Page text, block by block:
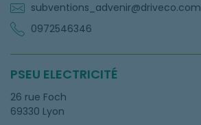
subventions_advenir@driveco.com
0972546346
PSEU ELECTRICITÉ
26 rue Foch
69330 Lyon